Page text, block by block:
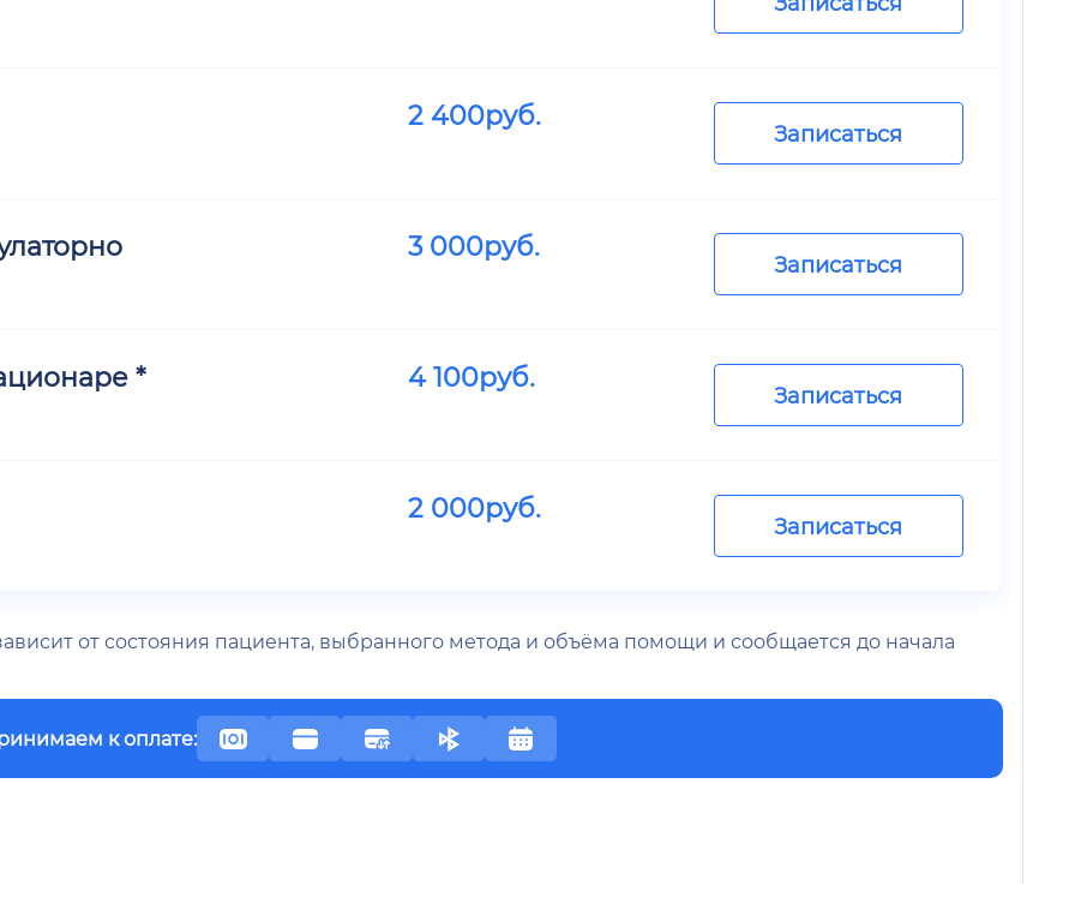
2 400руб.
Записаться
3 000руб.
Записаться
* 4 100руб.
Записаться
2 000руб.
Записаться
от состояния пациента, выбранного метода и объёма помощи и сообщается до начала
к оплате: